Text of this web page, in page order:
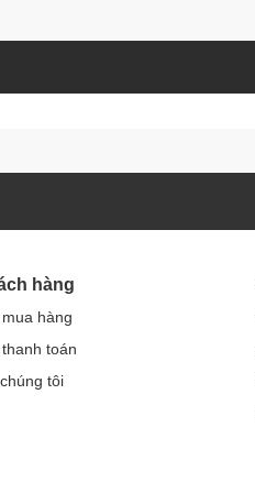
hàng
hàng
toán
tôi